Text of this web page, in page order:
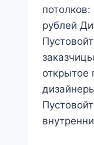
рублей
открытое